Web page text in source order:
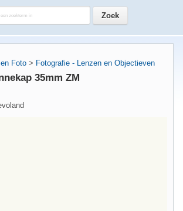
Foto > Fotografie - Lenzen en Objectieven
35mm ZM